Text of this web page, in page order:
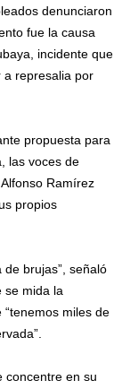
denunciaron
fue la causa
incidente que
a represalia por
propuesta para
las voces de
Ramírez
propios
brujas”, señaló
se mida la
miles de
concentre en su